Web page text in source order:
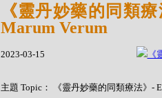
《靈丹妙藥的同類
Marum Verum
2023-03-15
主題 Topic： 《靈丹妙藥的同類療法》-